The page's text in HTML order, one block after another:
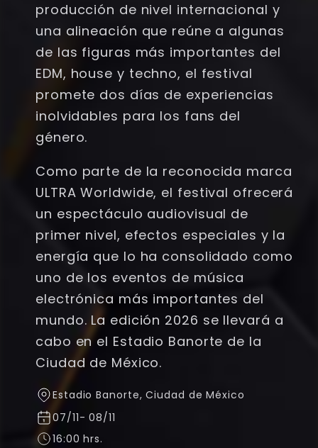
producción de nivel internacional y
una alineación que reúne a algunas
de las figuras más importantes del
EDM, house y techno, el festival
promete dos días de experiencias
inolvidables para los fans del
género.
Como parte de la reconocida marca
ULTRA Worldwide, el festival ofrecerá
un espectáculo audiovisual de
primer nivel, efectos especiales y la
energía que lo ha consolidado como
uno de los eventos de música
electrónica más importantes del
mundo. La edición 2026 se llevará a
cabo en el Estadio Banorte de la
Ciudad de México.
Estadio Banorte,Ciudad de México
07/11-08/11
16:00 hrs.